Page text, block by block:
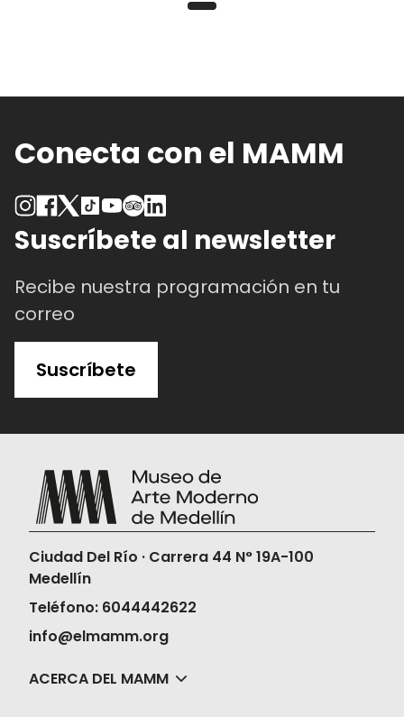
Conecta con el MAMM
Suscríbete al newsletter
Recibe nuestra programación en tu
correo
Suscríbete
Ciudad Del Río · Carrera 44 N° 19A-100
Medellín
Teléfono: 6044442622
info@elmamm.org
ACERCA DEL MAMM